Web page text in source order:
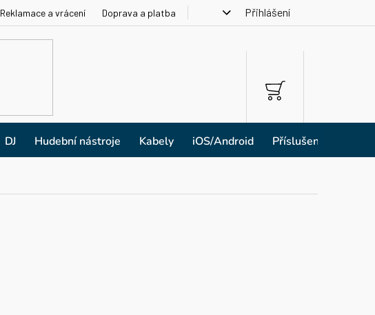
Reklamace a vrácení Doprava a platba Přihlášení
NÁKUPNÍ
KOŠÍK
DJ Hudební nástroje Kabely iOS/Android Příslušenství